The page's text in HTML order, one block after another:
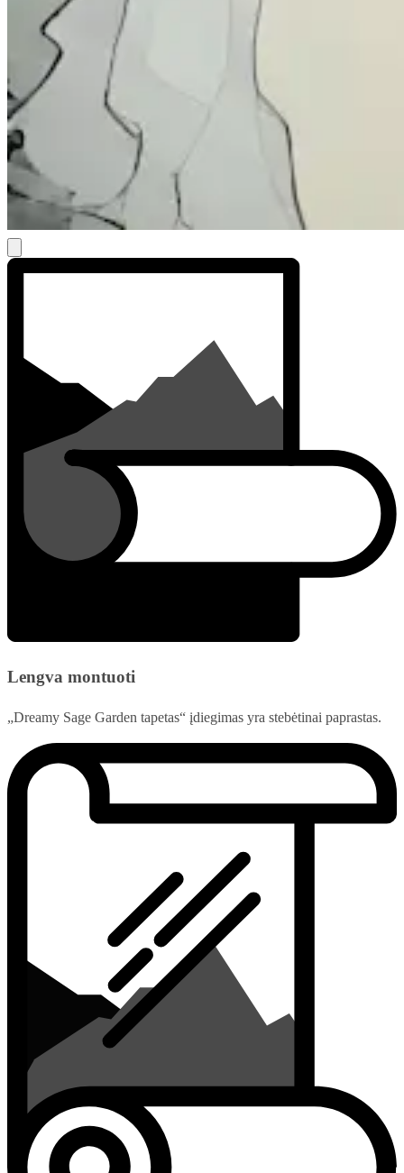
Lengva montuoti
„Dreamy Sage Garden tapetas“ įdiegimas yra stebėtinai paprastas.